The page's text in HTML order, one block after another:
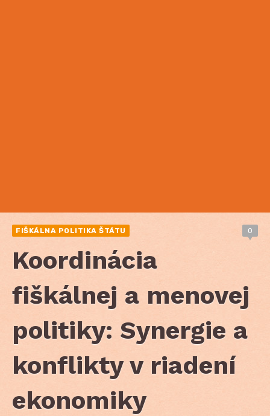
FIŠKÁLNA POLITIKA ŠTÁTU 0
Koordinácia
fiškálnej a menovej
politiky: Synergie a
konflikty v riadení
ekonomiky